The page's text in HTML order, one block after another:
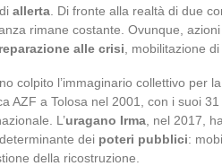
allerta . Di fronte alla realtà di due
rimane costante. Ovunque,
alle crisi , mobilitazione
colpito l’immaginario collettivo per
AZF a Tolosa nel 2001, con i suoi
L’uragano Irma , nel 2017,
dei poteri pubblici:
della ricostruzione.